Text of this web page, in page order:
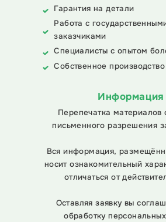
Гарантия на детали
Работа с
заказчиками
Специалисты с опытом
Собственное производство
Информация
Перепечатка материалов
письменного разрешения
Вся информация,
носит ознакомительный
отличаться от
Оставляя заявку вы
обработку